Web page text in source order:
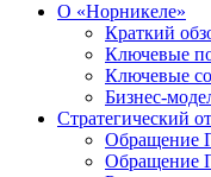
О «Норникеле»
Краткий
Ключевые
Ключевые
Бизнес-
Стратегический
Обращение
Обращение